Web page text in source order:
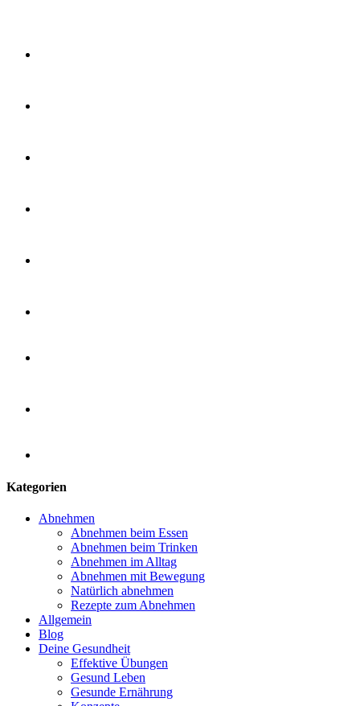
Kategorien
Abnehmen
Abnehmen beim Essen
Abnehmen beim Trinken
Abnehmen im Alltag
Abnehmen mit Bewegung
Natürlich abnehmen
Rezepte zum Abnehmen
Allgemein
Blog
Deine Gesundheit
Effektive Übungen
Gesund Leben
Gesunde Ernährung